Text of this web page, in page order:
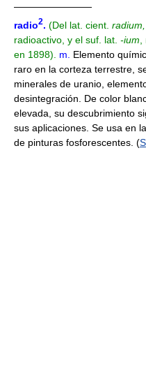
————————
radio2. (Del lat. cient. radium,
radioactivo, y el suf. lat. -ium
en 1898).
m.
Elemento
raro en la corteza terrestre,
minerales de uranio,
desintegración. De color
elevada, su descubrimiento
sus aplicaciones. Se usa en
de pinturas fosforescentes. (S